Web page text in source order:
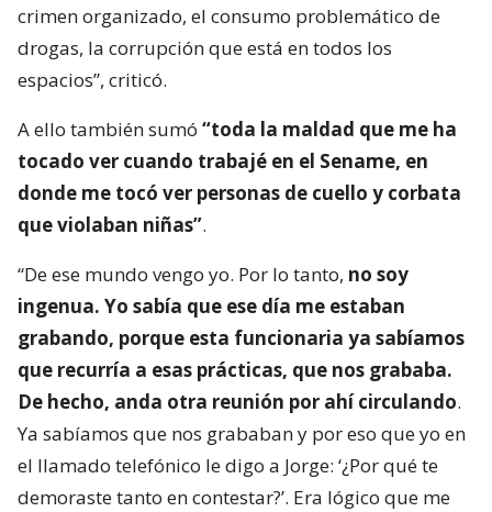
crimen organizado, el consumo problemático de
drogas, la corrupción que está en todos los
espacios”, criticó.
A ello también sumó “toda la maldad que me ha
tocado ver cuando trabajé en el Sename, en
donde me tocó ver personas de cuello y corbata
que violaban niñas”.
“De ese mundo vengo yo. Por lo tanto, no soy
ingenua. Yo sabía que ese día me estaban
grabando, porque esta funcionaria ya sabíamos
que recurría a esas prácticas, que nos grababa.
De hecho, anda otra reunión por ahí circulando.
Ya sabíamos que nos grababan y por eso que yo en
el llamado telefónico le digo a Jorge: ‘¿Por qué te
demoraste tanto en contestar?’. Era lógico que me